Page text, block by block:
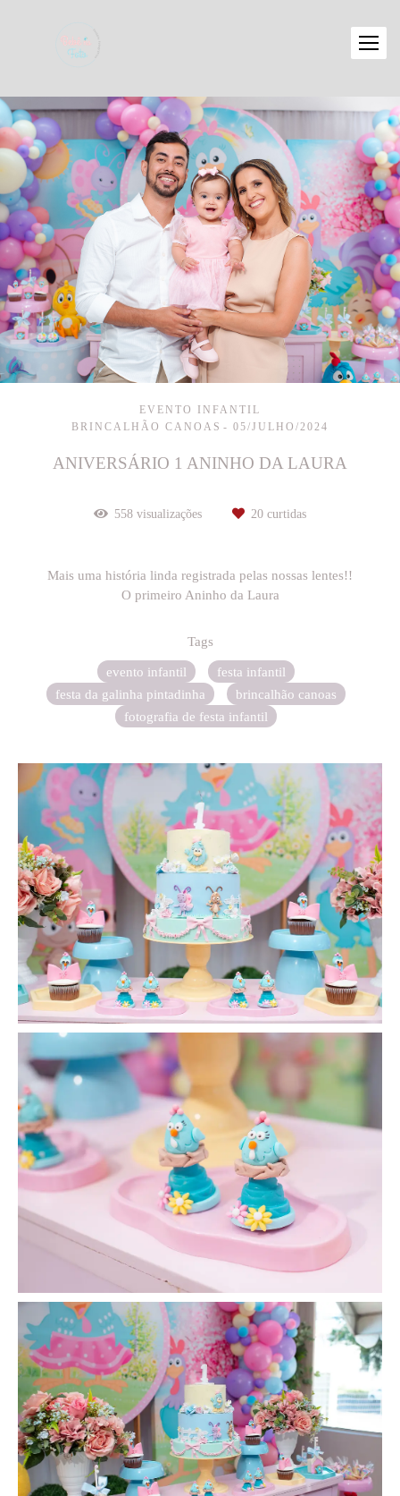
EVENTO INFANTIL
BRINCALHÃO CANOAS
05/JULHO/2024
ANIVERSÁRIO 1 ANINHO DA LAURA
558 visualizações 20 curtidas
Mais uma história linda registrada pelas nossas lentes!!
O primeiro Aninho da Laura
Tags
evento infantil
festa infantil
festa da galinha pintadinha
brincalhão canoas
fotografia de festa infantil